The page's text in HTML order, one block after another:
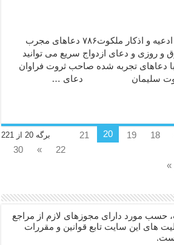
در این مطلب از سایت ادعیه و اذکار ملکوت۷۸۶ دعاهای مجرب
و روزی و دعای ازدواج سریع می توانید
با دعاهای تجربه شده صاحب ثروت فراوان
ثروت سلیمان دعای …
برگه 20 از 221 18
19
20
21
22
»
30
»
حسب مورد دارای مجوزهای لازم از مراجع
های این سایت تابع قوانین و مقررات